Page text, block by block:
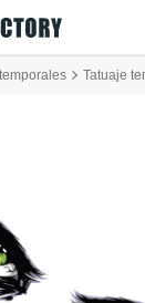
Tatuaje